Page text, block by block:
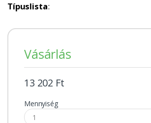
Típuslista:
Vásárlás
13 202 Ft
Mennyiség